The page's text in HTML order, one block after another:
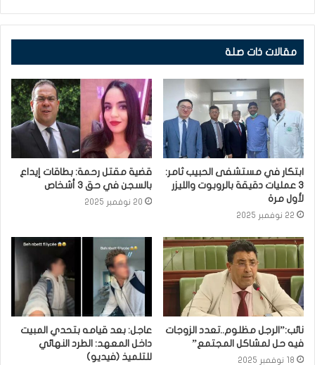
مقالات ذات صلة
ابتكار في مستشفى الحبيب ثامر:
3 عمليات دقيقة بالروبوت والليزر
لأول مرة
22 نوفمبر 2025
قضية مقتل رحمة: بطاقات إيداع
بالسجن في حق 3 أشخاص
20 نوفمبر 2025
نائب:”الرجل مظلوم..تعدد الزوجات
فيه حل لمشاكل المجتمع”
18 نوفمبر 2025
عاجل: بعد قيامه بتحدي المبيت
داخل المعهد: الطرد النهائي
للتلميذ (فيديو)